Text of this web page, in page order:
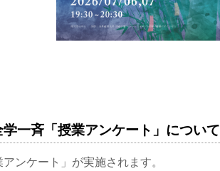
一斉「授業アンケート」について
ンケート」が実施されます。